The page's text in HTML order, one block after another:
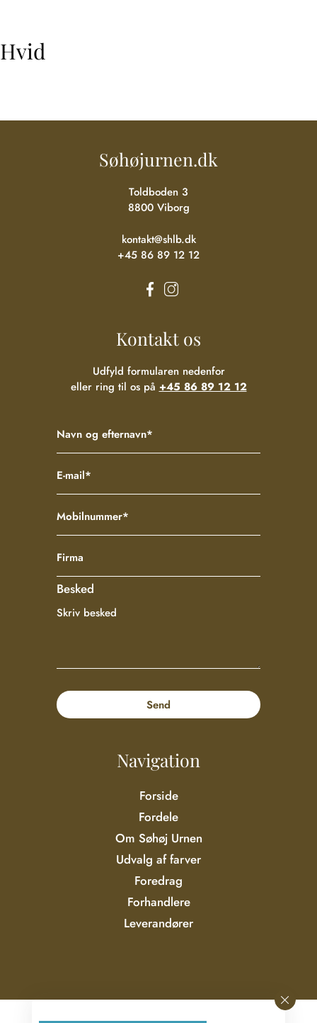
Hvid
Søhøjurnen.dk
Toldboden 3
8800 Viborg
kontakt@shlb.dk
+45 86 89 12 12
Kontakt os
Udfyld formularen nedenfor
eller ring til os på +45 86 89 12 12
Besked
Navigation
Forside
Fordele
Om Søhøj Urnen
Udvalg af farver
Foredrag
Forhandlere
Leverandører